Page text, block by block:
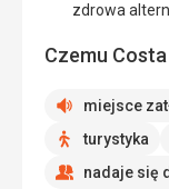
zdrowa
Czemu
miejsce
turystyka
nadaje się